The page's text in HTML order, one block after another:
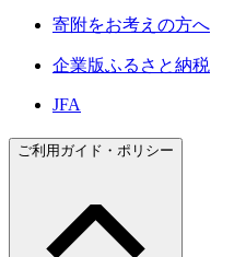
寄附をお考えの方へ
企業版ふるさと納税
JFA
ご利用ガイド・ポリシー